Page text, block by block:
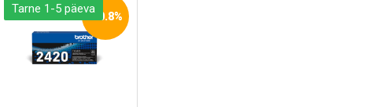
Tarne 1-5 päeva
-20.8%